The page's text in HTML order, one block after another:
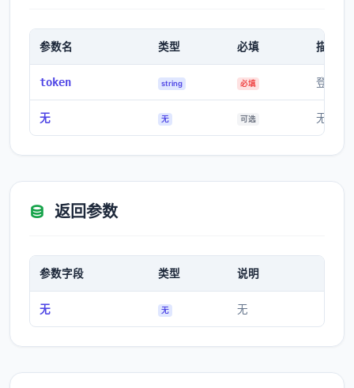
参数名 类型 必填 描述
token string 必填 登录获
无 无 可选 无
返回参数
参数字段 类型 说明
无 无 无